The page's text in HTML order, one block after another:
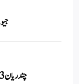
ok
چندریان 3 مشن کی چاند پر لینڈنگ کی راست نشریات کی جائے گی۔ اسرو